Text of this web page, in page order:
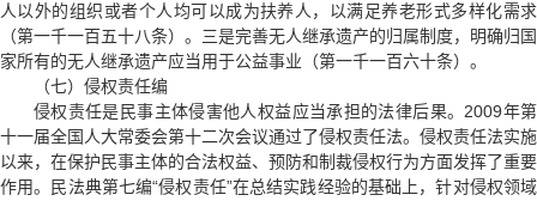
人以外的组织或者个人均可以成为扶养人，以满足养老形式多样化需求
（第一千一百五十八条）。三是完善无人继承遗产的归属制度，明确归国
家所有的无人继承遗产应当用于公益事业（第一千一百六十条）。
（七）侵权责任编
侵权责任是民事主体侵害他人权益应当承担的法律后果。2009年第
十一届全国人大常委会第十二次会议通过了侵权责任法。侵权责任法实施
以来，在保护民事主体的合法权益、预防和制裁侵权行为方面发挥了重要
作用。民法典第七编“侵权责任”在总结实践经验的基础上，针对侵权领域